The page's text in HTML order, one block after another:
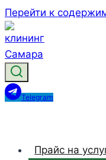
Перейти к
Telegram
Прайс на